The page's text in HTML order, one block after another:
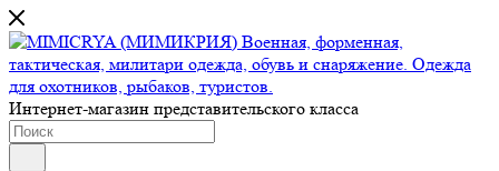
Интернет-магазин представительского класса